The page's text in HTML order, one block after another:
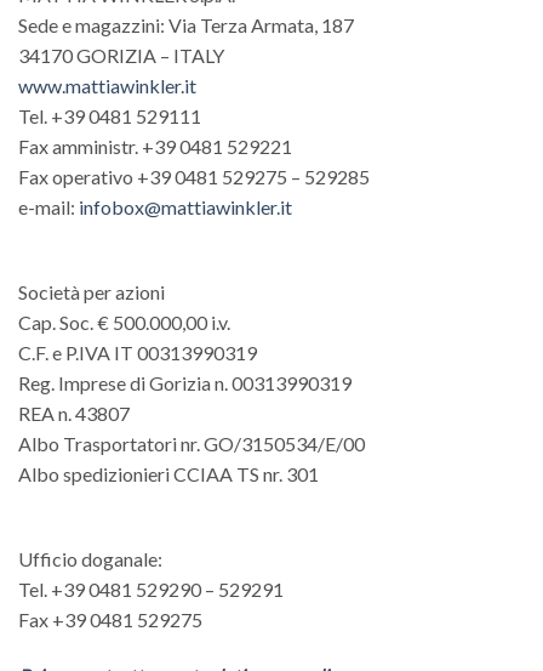
Sede e magazzini: Via Terza Armata, 187
34170 GORIZIA – ITALY
www.mattiawinkler.it
Tel. +39 0481 529111
Fax amministr. +39 0481 529221
Fax operativo +39 0481 529275 – 529285
e-mail: infobox@mattiawinkler.it
Società per azioni
Cap. Soc. € 500.000,00 i.v.
C.F. e P.IVA IT 00313990319
Reg. Imprese di Gorizia n. 00313990319
REA n. 43807
Albo Trasportatori nr. GO/3150534/E/00
Albo spedizionieri CCIAA TS nr. 301
Ufficio doganale:
Tel. +39 0481 529290 – 529291
Fax +39 0481 529275